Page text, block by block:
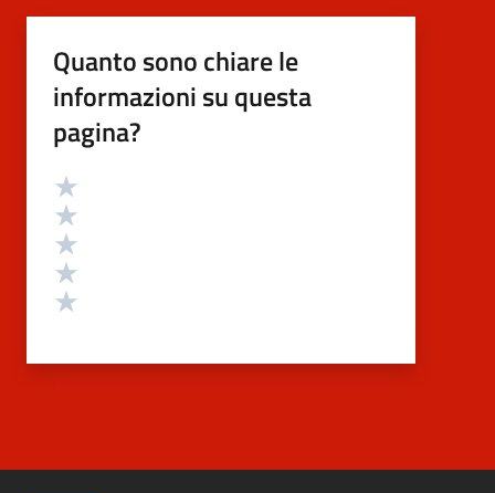
Quanto sono chiare le
informazioni su questa
pagina?
Valutazione